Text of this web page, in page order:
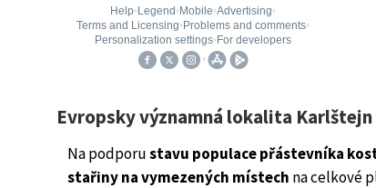
Evropsky významná lokalita Karlštejn
Na podporustavu populace přástevníka
stařiny na vymezených místech na celkové